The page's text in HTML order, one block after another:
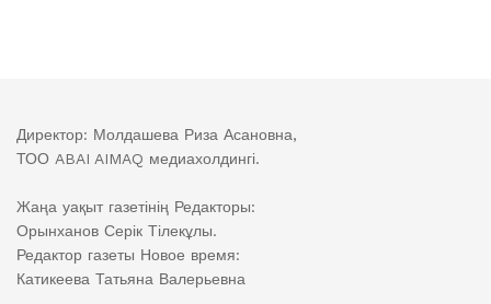
Директор: Молдашева Риза Асановна,
ТОО ABAI AIMAQ медиахолдингі.
Жаңа уақыт газетінің Редакторы:
Орынханов Серік Тілекұлы.
Редактор газеты Новое время:
Катикеева Татьяна Валерьевна